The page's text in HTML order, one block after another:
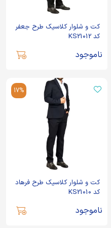
کت و شلوار کلاسیک طرح جعفر
کد KS21012
ناموجود
17%
کت و شلوار کلاسیک طرح فرهاد
کد KS21010
ناموجود